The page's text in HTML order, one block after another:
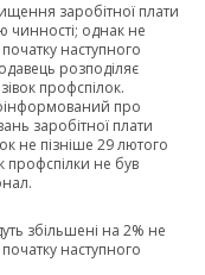
заробітної плати
чинності; однак не
наступного
розподіляє
профспілок.
про
заробітної плати
не пізніше 29 лютого
не був
збільшені на 2% не
наступного